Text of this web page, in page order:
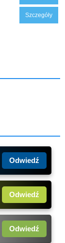
Szczegóły
Odwiedź
Odwiedź
Odwiedź